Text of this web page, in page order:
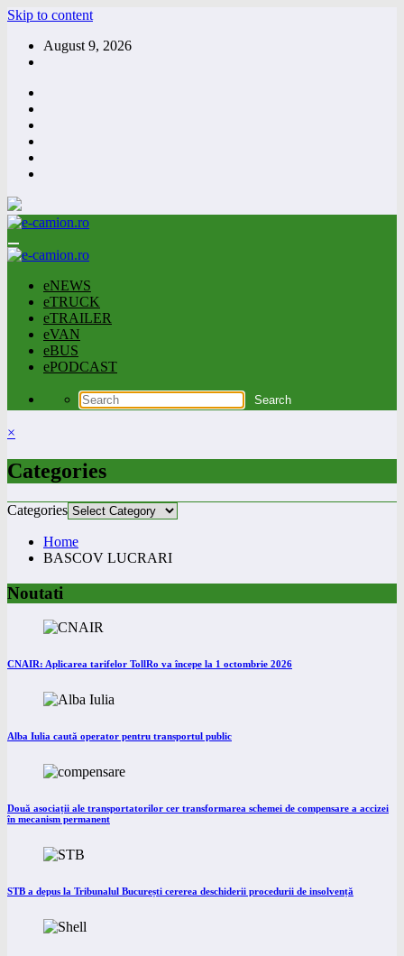
Skip to content
August 9, 2026
eNEWS
eTRUCK
eTRAILER
eVAN
eBUS
ePODCAST
×
Categories
Categories
Home
BASCOV LUCRARI
Noutati
CNAIR: Aplicarea tarifelor TollRo va începe la 1 octombrie 2026
Alba Iulia caută operator pentru transportul public
Două asociații ale transportatorilor cer transformarea schemei de compensare a accizei
în mecanism permanent
STB a depus la Tribunalul București cererea deschiderii procedurii de insolvență